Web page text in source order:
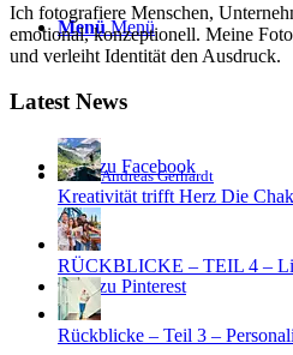
Menü Menü
Link zu Facebook
Link zu Pinterest
Ich fotografiere Menschen,
emotional, konzeptionell. Meine
und verleiht Identität den Ausdruck.
Latest News
Andreas Gerhardt
Kreativität trifft Herz Die
RÜCKBLICKE – TEIL 4 –
Rückblicke – Teil 3 –